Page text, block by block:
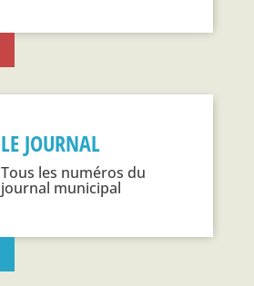
LE JOURNAL
Tous les numéros du
journal municipal